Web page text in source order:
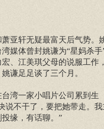
亚轩无疑最富天后气势。
媒体曾封姚谦为“星妈杀手
、江美琪父母的说服工作
谦足足谈了三个月。
湾一家小唱片公司累到生
说不干了，要把她带走。我
缘，有话聊。”